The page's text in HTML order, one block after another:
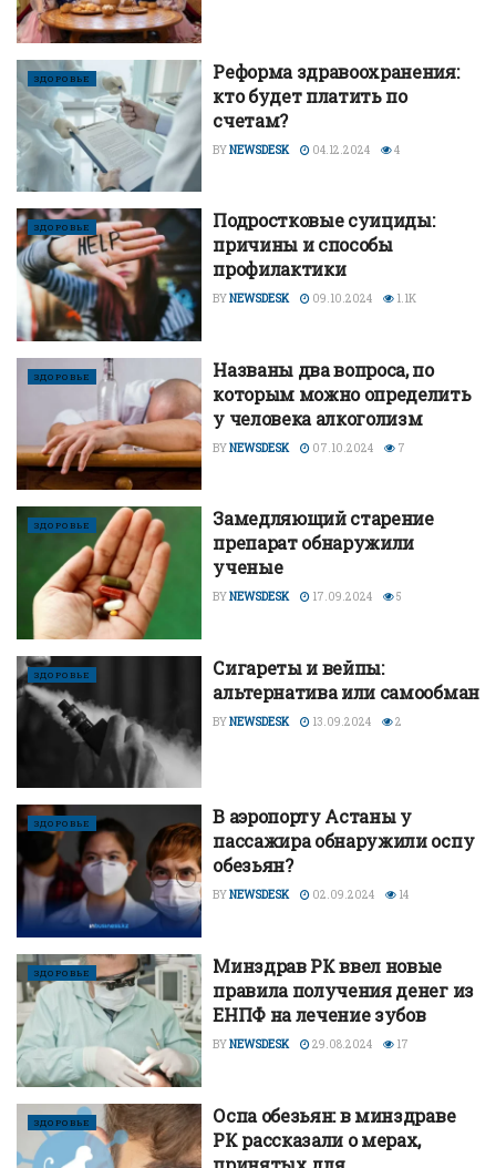
ЗДОРОВЬЕ
Реформа здравоохранения:
кто будет платить по
счетам?
BYNEWSDESK 04.12.2024 4
ЗДОРОВЬЕ
Подростковые суициды:
причины и способы
профилактики
BYNEWSDESK 09.10.2024 1.1K
ЗДОРОВЬЕ
Названы два вопроса, по
которым можно определить
у человека алкоголизм
BYNEWSDESK 07.10.2024 7
ЗДОРОВЬЕ
Замедляющий старение
препарат обнаружили
ученые
BYNEWSDESK 17.09.2024 5
ЗДОРОВЬЕ
Сигареты и вейпы:
альтернатива или самообман
BYNEWSDESK 13.09.2024 2
ЗДОРОВЬЕ
В аэропорту Астаны у
пассажира обнаружили оспу
обезьян?
BYNEWSDESK 02.09.2024 14
ЗДОРОВЬЕ
Минздрав РК ввел новые
правила получения денег из
ЕНПФ на лечение зубов
BYNEWSDESK 29.08.2024 17
ЗДОРОВЬЕ
Оспа обезьян: в минздраве
РК рассказали о мерах,